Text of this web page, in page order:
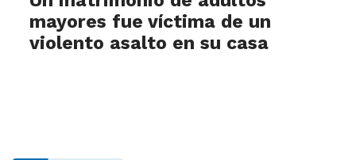
mayores fue víctima de un
violento asalto en su casa